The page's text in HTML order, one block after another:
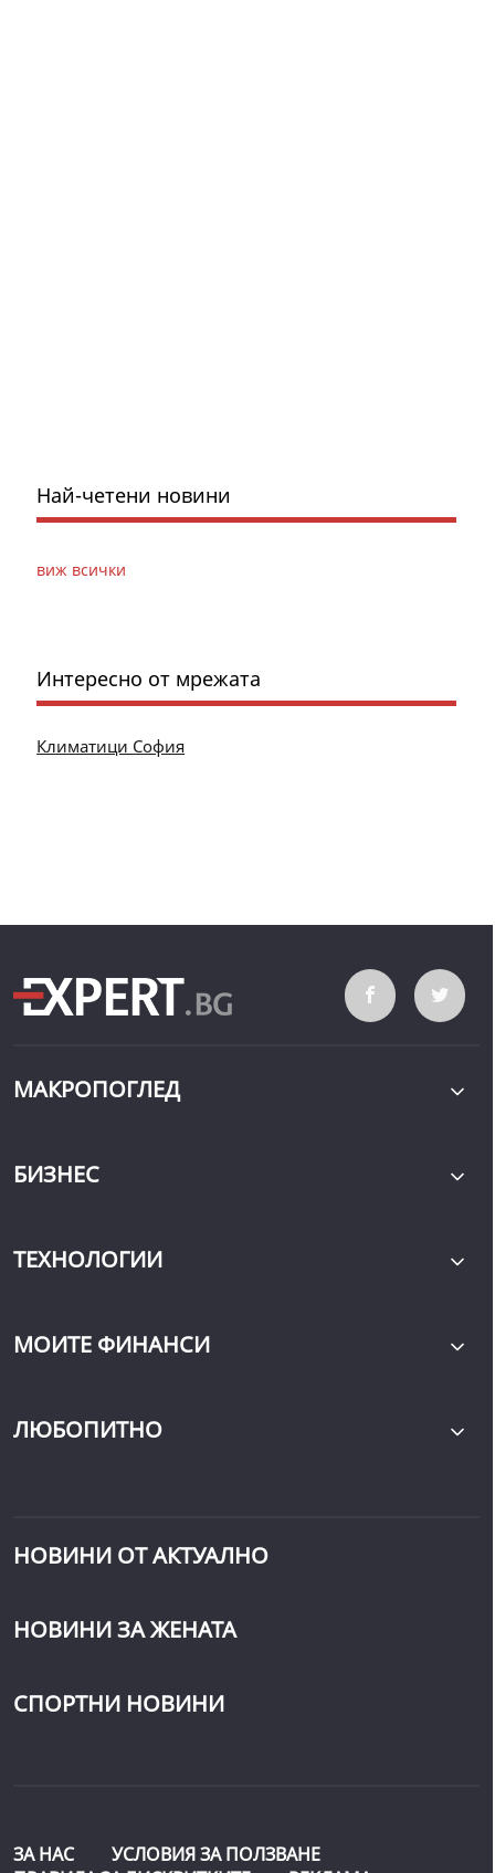
Най-четени новини
виж всички
Интересно от мрежата
Климатици София
МАКРОПОГЛЕД
БИЗНЕС
ТЕХНОЛОГИИ
МОИТЕ ФИНАНСИ
ЛЮБОПИТНО
НОВИНИ ОТ АКТУАЛНО
НОВИНИ ЗА ЖЕНАТА
СПОРТНИ НОВИНИ
ЗА НАС
УСЛОВИЯ ЗА ПОЛЗВАНЕ